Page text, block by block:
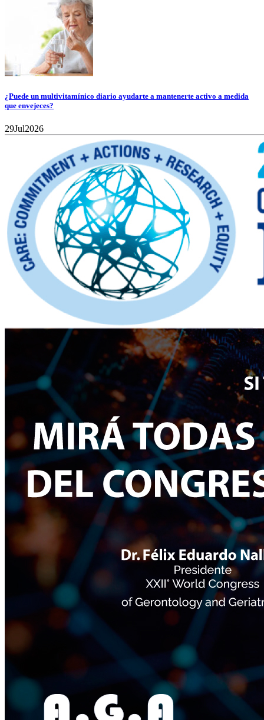
¿Puede un multivitamínico diario ayudarte a mantenerte activo a medida
que envejeces?
29Jul2026